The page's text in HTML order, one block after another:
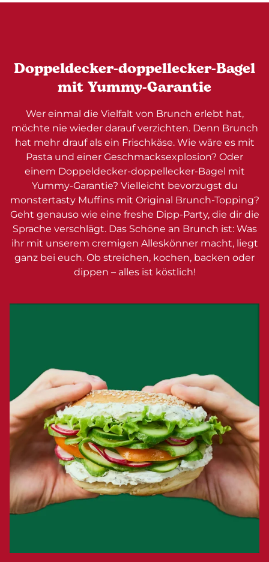
Doppeldecker-doppellecker-Bagel
mit Yummy-Garantie
Wer einmal die Vielfalt von Brunch erlebt hat,
möchte nie wieder darauf verzichten. Denn Brunch
hat mehr drauf als ein Frischkäse. Wie wäre es mit
Pasta und einer Geschmacksexplosion? Oder
einem Doppeldecker-doppellecker-Bagel mit
Yummy-Garantie? Vielleicht bevorzugst du
monstertasty Muffins mit Original Brunch-Topping?
Geht genauso wie eine freshe Dipp-Party, die dir die
Sprache verschlägt. Das Schöne an Brunch ist: Was
ihr mit unserem cremigen Alleskönner macht, liegt
ganz bei euch. Ob streichen, kochen, backen oder
dippen – alles ist köstlich!